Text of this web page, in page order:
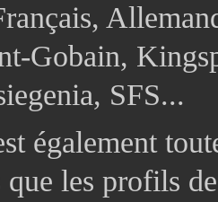
Gobain,
SFS...
également
que les profils